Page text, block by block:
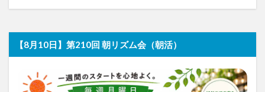
【8月10日】第210回 朝リズム会（朝活）